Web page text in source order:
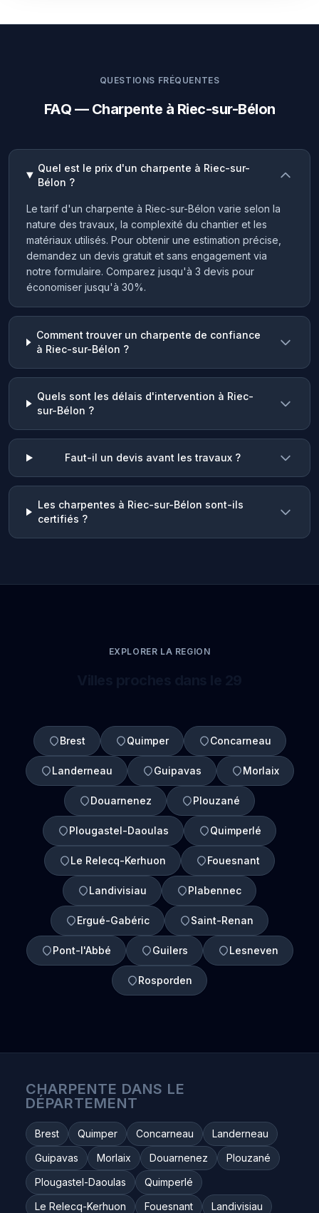
QUESTIONS FRÉQUENTES
FAQ — Charpente à Riec-sur-Bélon
Quel est le prix d'un charpente à Riec-sur-
Bélon ?
Le tarif d'un charpente à Riec-sur-Bélon varie selon la
nature des travaux, la complexité du chantier et les
matériaux utilisés. Pour obtenir une estimation précise,
demandez un devis gratuit et sans engagement via
notre formulaire. Comparez jusqu'à 3 devis pour
économiser jusqu'à 30%.
Comment trouver un charpente de confiance
à Riec-sur-Bélon ?
Quels sont les délais d'intervention à Riec-
sur-Bélon ?
Faut-il un devis avant les travaux ?
Les charpentes à Riec-sur-Bélon sont-ils
certifiés ?
EXPLORER LA REGION
Brest Quimper Concarneau
Landerneau Guipavas Morlaix
Douarnenez Plouzané
Plougastel-Daoulas Quimperlé
Le Relecq-Kerhuon Fouesnant
Landivisiau Plabennec
Ergué-Gabéric Saint-Renan
Pont-l'Abbé Guilers Lesneven
Rosporden
CHARPENTE DANS LE
DÉPARTEMENT
Brest Quimper Concarneau
Landerneau
Guipavas
Morlaix Douarnenez
Plouzané
Plougastel-Daoulas
Quimperlé
Le Relecq-Kerhuon
Fouesnant
Landivisiau